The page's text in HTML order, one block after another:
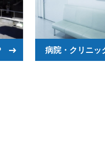
病院・クリニッ